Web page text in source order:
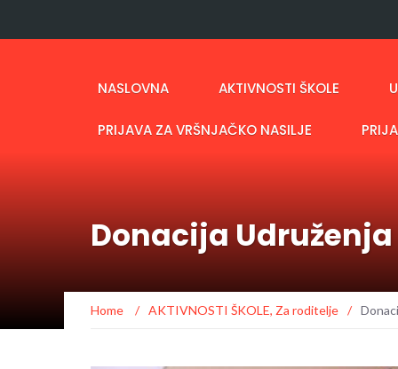
NASLOVNA AKTIVNOSTI ŠKOLE
PRIJAVA ZA VRŠNJAČKO NASILJE
Donacija
Home / AKTIVNOSTI ŠKOLE, Za roditelje /